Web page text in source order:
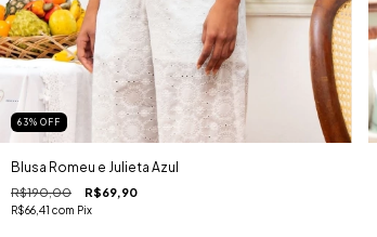
63% OFF
Blusa Romeu e Julieta Azul
R$190,00 R$69,90
R$66,41 com Pix